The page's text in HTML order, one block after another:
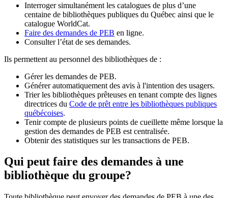
Interroger simultanément les catalogues de plus d’une
centaine de bibliothèques publiques du Québec ainsi que le
catalogue WorldCat.
Faire des demandes de PEB en ligne.
Consulter l’état de ses demandes.
Ils permettent au personnel des bibliothèques de :
Gérer les demandes de PEB.
Générer automatiquement des avis à l'intention des usagers.
Trier les bibliothèques prêteuses en tenant compte des lignes
directrices du Code de prêt entre les bibliothèques publiques
québécoises.
Tenir compte de plusieurs points de cueillette même lorsque la
gestion des demandes de PEB est centralisée.
Obtenir des statistiques sur les transactions de PEB.
Qui peut faire des demandes à une
bibliothèque du groupe?